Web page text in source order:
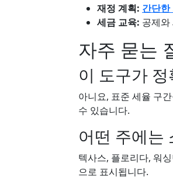
재정 계획: 간단한
세금 교육: 공제와
자주 묻는
이 도구가
아니요, 표준 세율 구
수 있습니다.
어떤 주에는
텍사스, 플로리다, 워
으로 표시됩니다.